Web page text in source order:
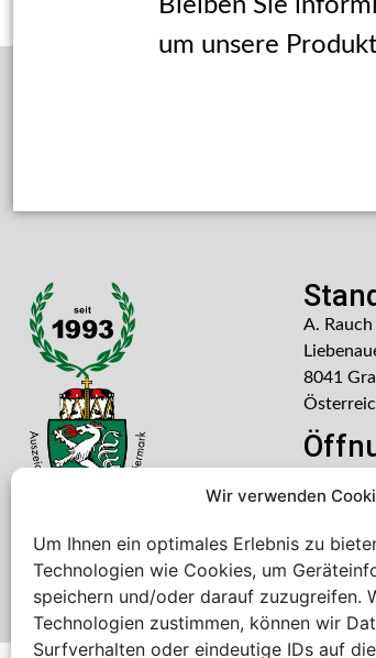
Wir verwenden
Um Ihnen ein optimales Erlebnis zu
Technologien wie Cookies, um
speichern und/oder darauf zuzugreifen.
Technologien zustimmen, können wir
Surfverhalten oder eindeutige IDs auf
Bleiben Sie
um unsere
A.
8041
Freitag: